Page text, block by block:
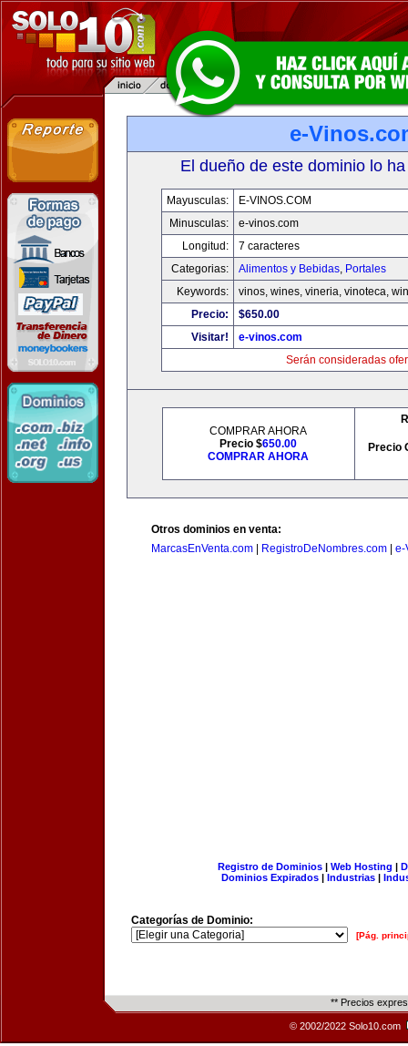
e-
El dueño de este dominio lo
Mayusculas:
E-VINOS.COM
Minusculas:
e-vinos.com
Longitud:
7 caracteres
Categorias:
Alimentos y Bebidas, Portales
Keywords:
vinos, wines, vineria, vinoteca,
Precio:
$650.00
Visitar!
e-vinos.com
Serán consideradas
COMPRAR AHORA
Precio $650.00
COMPRAR AHORA
Precio
Otros dominios en venta:
MarcasEnVenta.com
RegistroDeNombres.com e-
Registro de Dominios| Web Hosting |
Dominios Expirados | Industrias |
Categorías de Dominio:
[Pág.
** Precios
© 2002/2022 Solo10.com